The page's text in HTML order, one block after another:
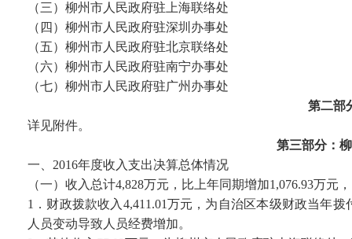
（三）柳州市人民政府驻上海联络处
（四）柳州市人民政府驻深圳办事处
（五）柳州市人民政府驻北京联络处
（六）柳州市人民政府驻南宁办事处
（七）柳州市人民政府驻广州办事处
第二部
详见附件。
第三部分：
一、2016年度收入支出决算总体情况
（一）收入总计4,828万元，比上年同期增加1,076.93万元
1．财政拨款收入4,411.01万元，为自治区本级财政当年
人员变动导致人员经费增加。